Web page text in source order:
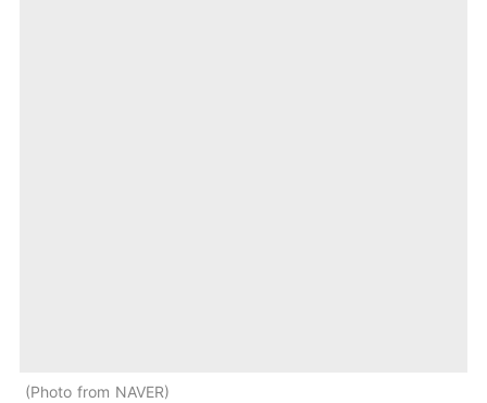
Photo from NAVER